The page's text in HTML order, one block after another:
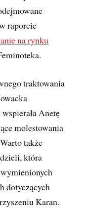
raporcie
na rynku
traktowania
Anetę
molestowania
także
która
dotyczących
Karan.